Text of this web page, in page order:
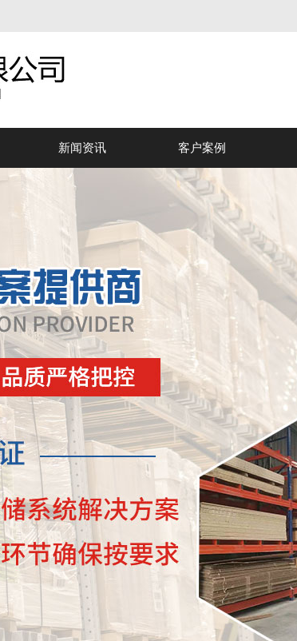
新闻资讯 客户案例